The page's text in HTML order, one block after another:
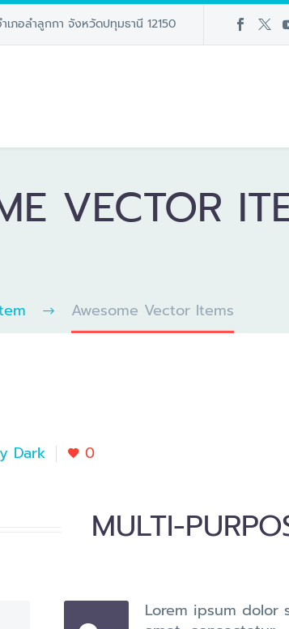
เภอลำลูกกา จังหวัดปทุมธานี 12150
VECTOR
Awesome Vector Items
Dark 0
MULTI-
Lorem ipsum dolor